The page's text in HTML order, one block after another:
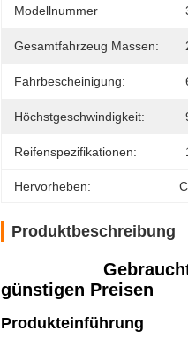
Modellnummer
Gesamtfahrzeug Massen:
Fahrbescheinigung:
Höchstgeschwindigkeit:
Reifenspezifikationen:
Hervorheben:
Produktbeschreibung
günstigen Preisen
Produkteinführung